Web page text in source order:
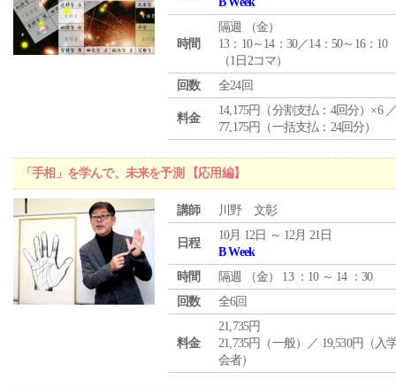
時間
隔週 （金）
13：10～14：30／14：50～16：10
（1日2コマ）
回数
全24回
料金
14,175円（分割支払：4回分）×6
77,175円（一括支払：24回分）
「手相」を学んで、未来を予測 【応用編】
講師 川野 文彰
日程
10月 12日 ～ 12月 21日
B Week
時間
隔週 （金） 13 ：10 ～ 14 ：30
回数
全6回
料金
21,735円
21,735円（一般）／ 19,530円（入
会者）